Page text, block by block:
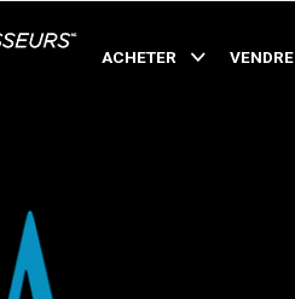
ACHETER VENDRE